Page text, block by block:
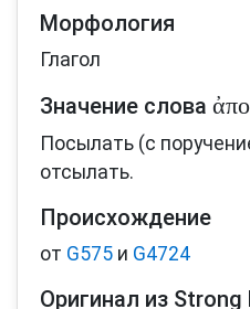
Морфология
Глагол
Значение слова
Посылать (с
отсылать.
Происхождение
от G575 и G4724
Оригинал из